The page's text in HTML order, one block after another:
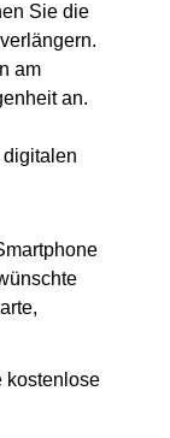
Sie die
am
an.
digitalen
kostenlose